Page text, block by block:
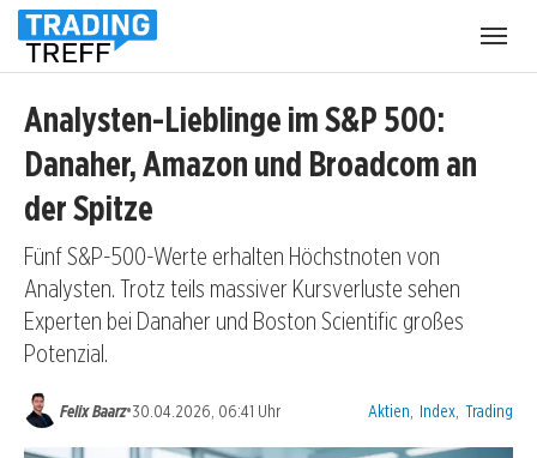
Analysten-Lieblinge im S&P 500:
Danaher, Amazon und Broadcom an
der Spitze
Fünf S&P-500-Werte erhalten Höchstnoten von
Analysten. Trotz teils massiver Kursverluste sehen
Experten bei Danaher und Boston Scientific großes
Potenzial.
Felix Baarz•30.04.2026, 06:41 Uhr Kategorien:
Aktien Index Trading